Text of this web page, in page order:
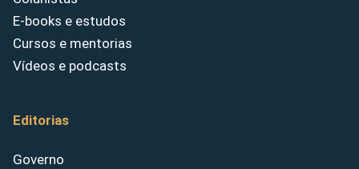
E-books e estudos
Cursos e mentorias
Vídeos e podcasts
Editorias
Governo